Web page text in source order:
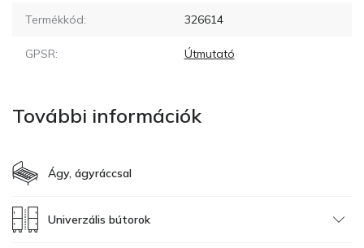
Termékkód: 326614
GPSR: Útmutató
További információk
Ágy, ágyráccsal
Univerzális bútorok